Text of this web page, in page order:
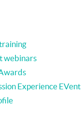
webinars
Experience EVent